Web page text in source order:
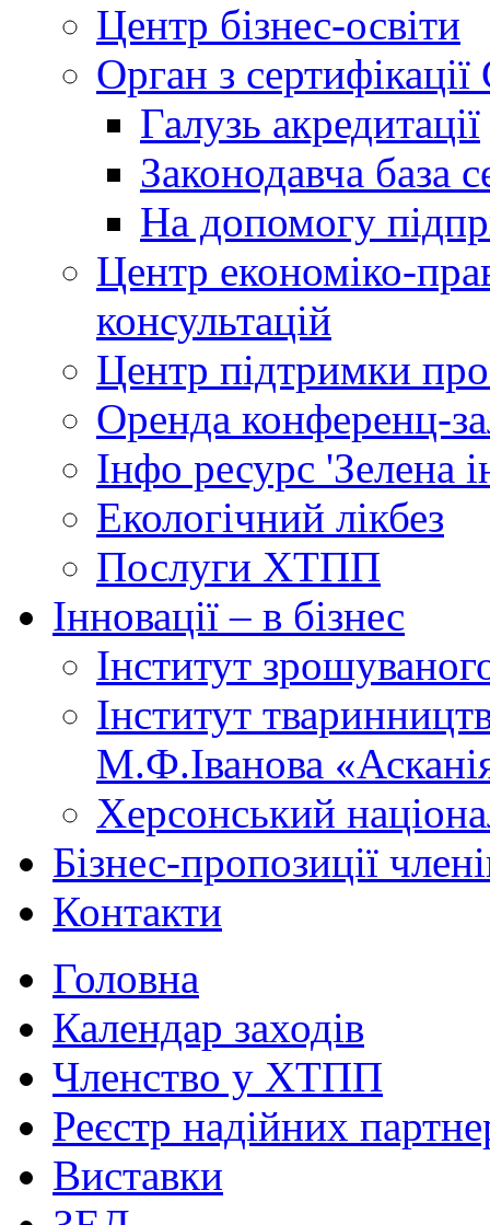
Центр бізнес-освіти
Орган з
Галузь акредитації
Законодавча база
На допомогу
Центр економіко-
консультацій
Центр підтримки
Оренда конференц-
Інфо ресурс 'Зелена
Екологічний лікбез
Послуги ХТПП
Інновації – в бізнес
Інститут
Інститут
М.Ф.Іванова
Херсонський
Бізнес-пропозиції
Контакти
Головна
Календар заходів
Членство у ХТПП
Реєстр надійних
Виставки